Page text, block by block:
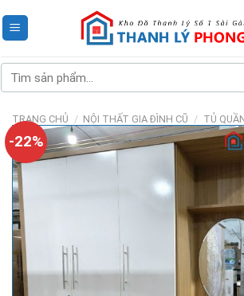
to
Tìm
kiếm:
TRANG CHỦ / NỘI THẤT GIA ĐÌNH CŨ / TỦ
-22%